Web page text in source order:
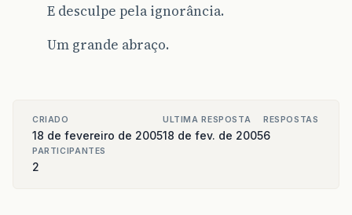
E desculpe pela ignorância.
Um grande abraço.
CRIADO
18 de fevereiro de 2005
ULTIMA RESPOSTA
18 de fev. de 2005
RESPOSTAS
6
PARTICIPANTES
2